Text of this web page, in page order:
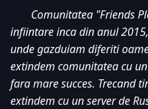
Comunitatea "Friends
infiintare inca din anul
unde gazduiam diferiti
extindem comunitatea cu
fara mare succes. Trecand
extindem cu un server de